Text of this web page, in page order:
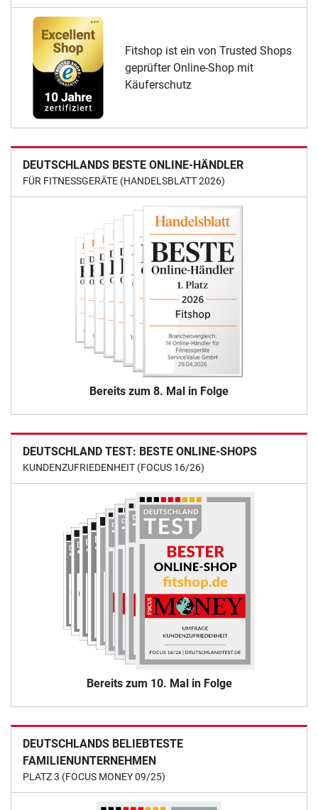
Fitshop ist ein von Trusted Shops
geprüfter Online-Shop mit
Käuferschutz
DEUTSCHLANDS BESTE ONLINE-HÄNDLER
FÜR FITNESSGERÄTE (HANDELSBLATT 2026)
Bereits zum 8. Mal in Folge
DEUTSCHLAND TEST: BESTE ONLINE-SHOPS
KUNDENZUFRIEDENHEIT (FOCUS 16/26)
Bereits zum 10. Mal in Folge
DEUTSCHLANDS BELIEBTESTE
FAMILIENUNTERNEHMEN
PLATZ 3 (FOCUS MONEY 09/25)